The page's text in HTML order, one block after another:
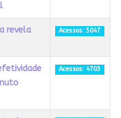
revela
Acessos: 5047
Acessos: 4703